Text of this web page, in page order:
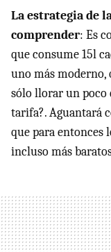
La estrategia de
comprender: Es
que consume 15l
uno más moderno,
sólo llorar un poco
tarifa?. Aguantará
que para entonces
incluso más